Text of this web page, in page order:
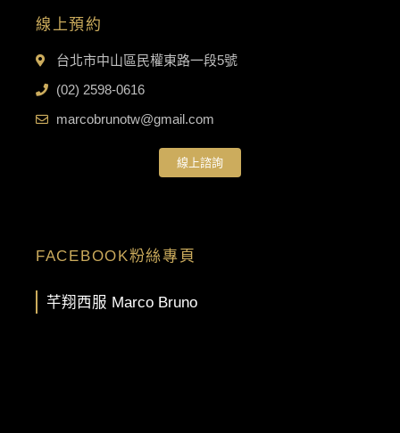
線上預約
台北市中山區民權東路一段5號
(02) 2598-0616
marcobrunotw@gmail.com
線上諮詢
FACEBOOK粉絲專頁
芊翔西服 Marco Bruno